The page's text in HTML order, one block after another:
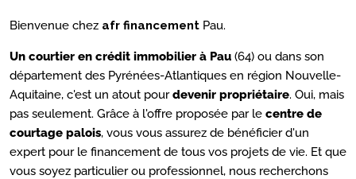
Bienvenue chez afr financement Pau.
Un courtier en crédit immobilier à Pau (64) ou dans son
département des Pyrénées-Atlantiques en région Nouvelle-
Aquitaine, c'est un atout pourdevenir propriétaire. Oui, mais
pas seulement. Grâce à l'offre proposée par le centre de
courtage palois, vous vous assurez de bénéficier d'un
expert pour le financement de tous vos projets de vie. Et que
vous soyez particulier ou professionnel, nous recherchons